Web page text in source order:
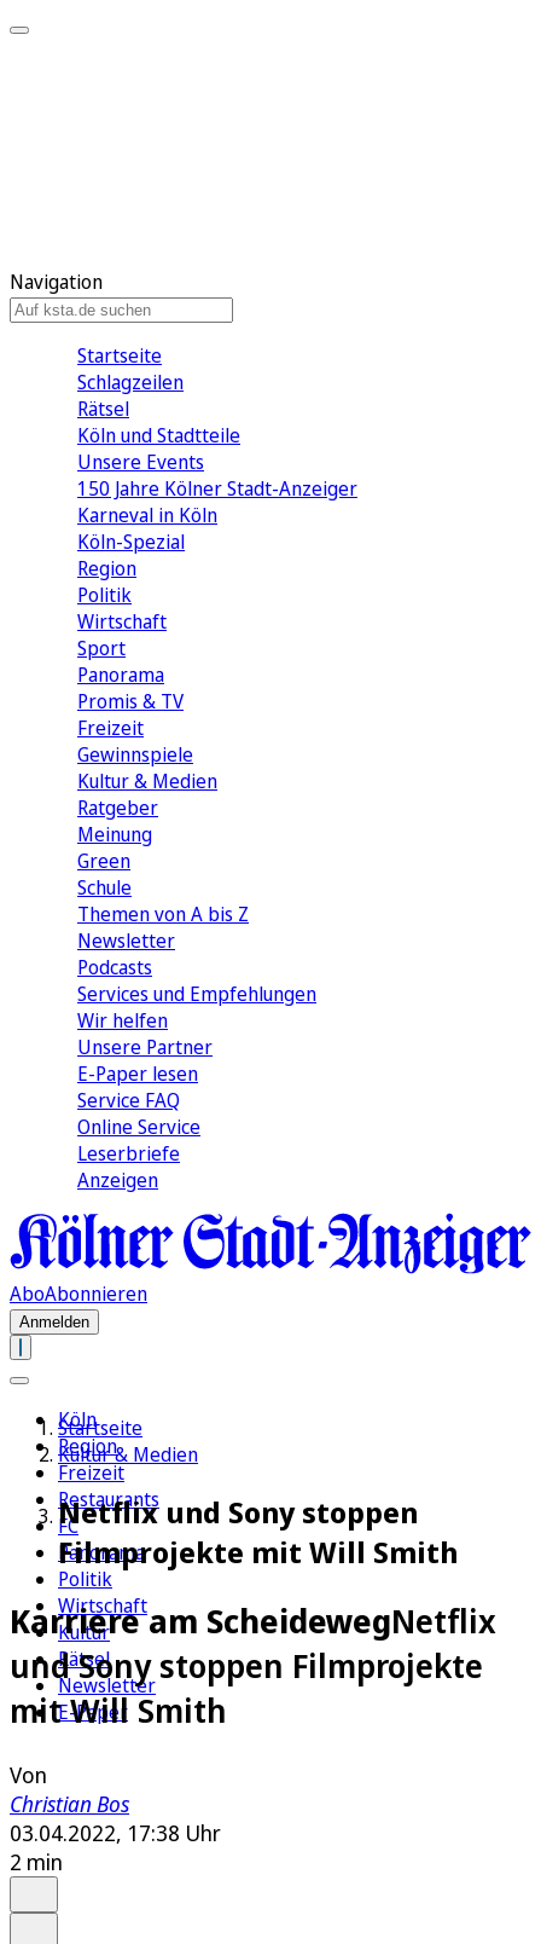
Navigation
Startseite
Schlagzeilen
Rätsel
Köln und Stadtteile
Unsere Events
150 Jahre Kölner Stadt-Anzeiger
Karneval in Köln
Köln-Spezial
Region
Politik
Wirtschaft
Sport
Panorama
Promis & TV
Freizeit
Gewinnspiele
Kultur & Medien
Ratgeber
Meinung
Green
Schule
Themen von A bis Z
Newsletter
Podcasts
Services und Empfehlungen
Wir helfen
Unsere Partner
E-Paper lesen
Service FAQ
Online Service
Leserbriefe
Anzeigen
AboAbonnieren
Anmelden
Köln
Region
Freizeit
Restaurants
FC
Panorama
Politik
Wirtschaft
Kultur
Rätsel
Newsletter
E-Paper
Startseite
Kultur & Medien
Netflix und Sony stoppen
Filmprojekte mit Will Smith
Karriere am ScheidewegNetflix
und Sony stoppen Filmprojekte
mit Will Smith
Von
Christian Bos
03.04.2022, 17:38 Uhr
2 min